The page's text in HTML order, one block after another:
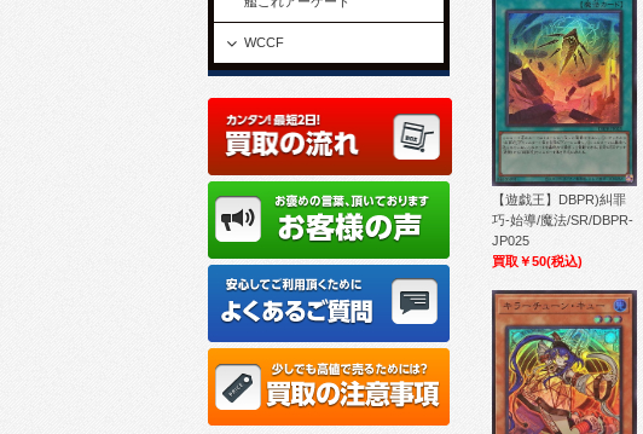
【遊戯王】DBPR)糾罪
巧-始導/魔法/SR/DBPR-
JP025
買取￥50(税込)
WCCF